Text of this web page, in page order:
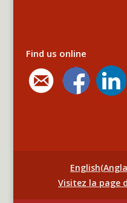
Find us online
English(
Visitez la page